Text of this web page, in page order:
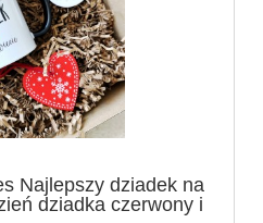
Najlepszy dziadek na
dziadka czerwony i